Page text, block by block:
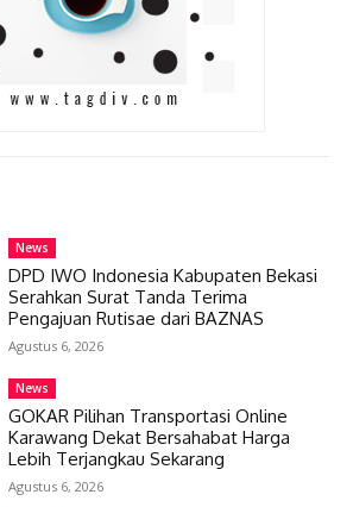
News
DPD IWO Indonesia Kabupaten Bekasi
Serahkan Surat Tanda Terima
Pengajuan Rutisae dari BAZNAS
Agustus 6, 2026
News
GOKAR Pilihan Transportasi Online
Karawang Dekat Bersahabat Harga
Lebih Terjangkau Sekarang
Agustus 6, 2026